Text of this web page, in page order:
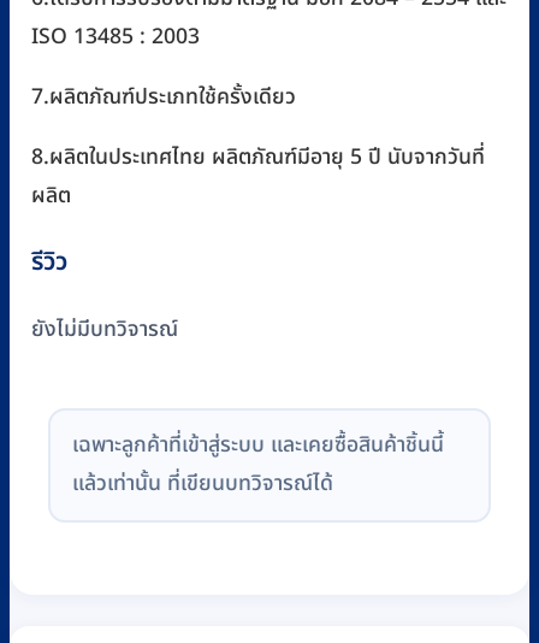
ISO 13485 : 2003
7.ผลิตภัณฑ์ประเภทใช้ครั้งเดียว
8.ผลิตในประเทศไทย ผลิตภัณฑ์มีอายุ 5 ปี นับจากวันที่
ผลิต
รีวิว
ยังไม่มีบทวิจารณ์
เฉพาะลูกค้าที่เข้าสู่ระบบ และเคยซื้อสินค้าชิ้นนี้
แล้วเท่านั้น ที่เขียนบทวิจารณ์ได้